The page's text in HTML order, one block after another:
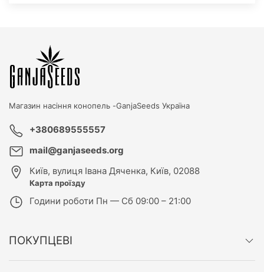
Магазин насіння конопель -GanjaSeeds Україна
+380689555557
mail@ganjaseeds.org
Київ, вулиця Івана Дяченка, Київ, 02088
Карта проїзду
Години роботи Пн — Сб 09:00 – 21:00
ПОКУПЦЕВІ